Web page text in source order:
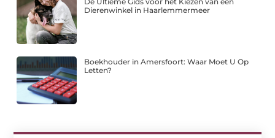
Dierenwinkel in Haarlemmermeer
Boekhouder in Amersfoort: Waar Moet U Op
Letten?